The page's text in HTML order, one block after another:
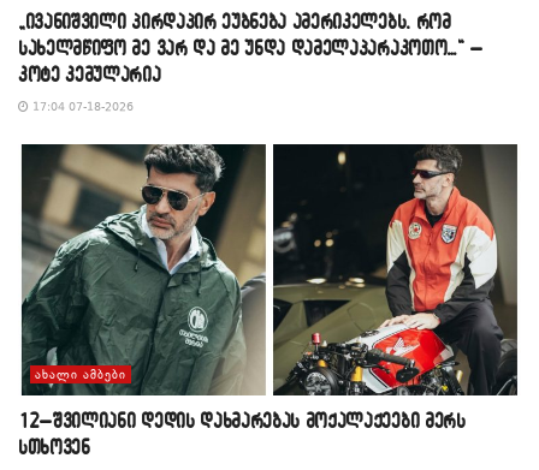
„ივანიშვილი პირდაპირ ეუბნება ამერიკელებს, რომ
სახელმწიფო მე ვარ და მე უნდა დამელაპარაკოთო…“ –
კოტე კემულარია
17:04 07-18-2026
ᲐᲮᲐᲚᲘ ᲐᲛᲑᲔᲑᲘ
12–შვილიანი დედის დახმარებას მოქალაქეები მერს
სთხოვენ